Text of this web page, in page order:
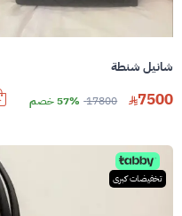
شانيل شنطة
7500
17800 57% خصم
تخفيضات كبرى